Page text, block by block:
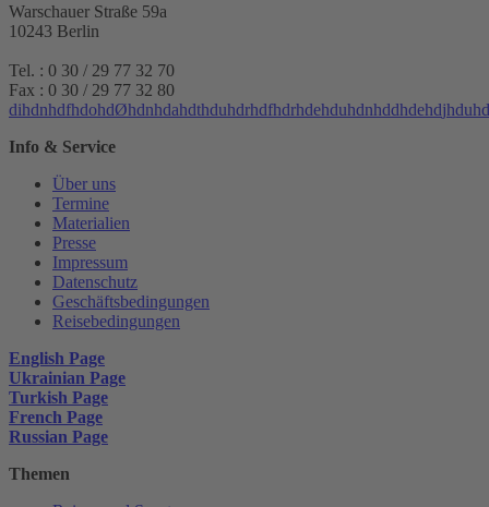
Warschauer Straße 59a
10243 Berlin
Tel. : 0 30 / 29 77 32 70
Fax : 0 30 / 29 77 32 80
dihdnhdfhdohdØhdnhdahdthduhdrhdfhdrhdehduhdnhddhdehdjhduhd
Info & Service
Über uns
Termine
Materialien
Presse
Impressum
Datenschutz
Geschäftsbedingungen
Reisebedingungen
English Page
Ukrainian Page
Turkish Page
French Page
Russian Page
Themen